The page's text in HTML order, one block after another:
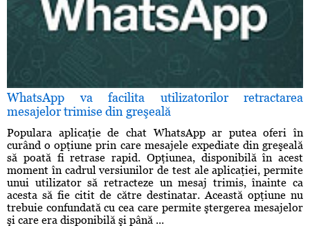
WhatsApp va facilita utilizatorilor retractarea
mesajelor trimise din greşeală
Populara aplicaţie de chat WhatsApp ar putea oferi în
curând o opţiune prin care mesajele expediate din greşeală
să poată fi retrase rapid. Opţiunea, disponibilă în acest
moment în cadrul versiunilor de test ale aplicaţiei, permite
unui utilizator să retracteze un mesaj trimis, înainte ca
acesta să fie citit de către destinatar. Această opţiune nu
trebuie confundată cu cea care permite ştergerea mesajelor
şi care era disponibilă şi până ...